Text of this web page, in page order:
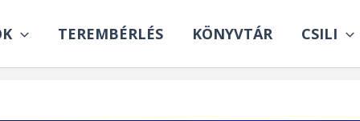
TEREMBÉRLÉS KÖNYVTÁR CSILI